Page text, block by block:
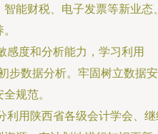
能财税、电子发票等新业态
感度和分析能力，学习利用
步数据分析。牢固树立数据安
规范。
利用陕西省各级会计学会、继